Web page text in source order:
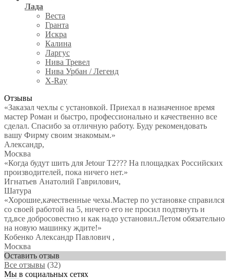
Лада
Веста
Гранта
Искра
Калина
Ларгус
Нива Тревел
Нива Урбан / Легенд
X-Ray
Отзывы
«Заказал чехлы с установкой. Приехал в назначенное время
мастер Роман и быстро, профессионально и качественно все
сделал. Спасибо за отличную работу. Буду рекомендовать
вашу Фирму своим знакомым.»
Александр,
Москва
«Когда будут шить для Jetour T2??? На площадках Российских
производителей, пока ничего нет.»
Игнатьев Анатолий Гаврилович,
Шатура
«Хорошие,качественные чехы.Мастер по установке справился
со своей работой на 5, ничего его не просил подтянуть и
тд,все добросовестно и как надо установил.Летом обязательно
на новую машинку ждите!»
Кобенко Александр Павлович ,
Москва
Оставить отзыв
Все отзывы (32)
Мы в социальных сетях